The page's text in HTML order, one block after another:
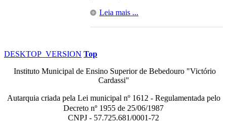
Leia mais ...
DESKTOP_VERSION Top
Instituto Municipal de Ensino Superior de Bebedouro "Victório
Cardassi"
Autarquia criada pela Lei municipal nº1612 - Regulamentada pelo
Decreto nº 1955 de 25/06/1987
CNPJ - 57.725.681/0001-72